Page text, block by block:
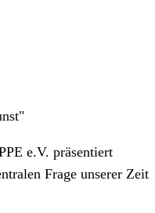
e.V. präsentiert
Frage unserer Zeit